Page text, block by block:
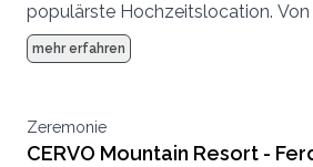
populärste Hochzeitslocation.
Abendessen bis zur Party, hier
komplette Hochzeit von Anfang bis
mehr erfahren
Zeremonie
CERVO Mountain Resort -